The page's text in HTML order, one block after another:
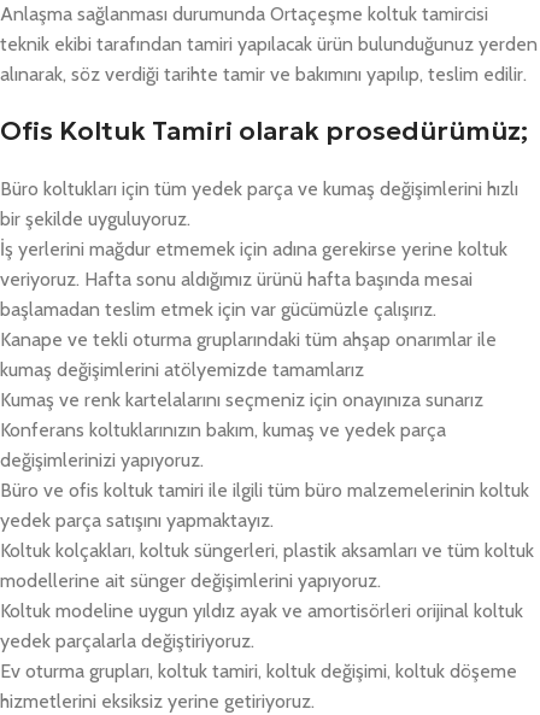
Anlaşma sağlanması durumunda Ortaçeşme koltuk tamircisi
teknik ekibi tarafından tamiri yapılacak ürün bulunduğunuz yerden
alınarak, söz verdiği tarihte tamir ve bakımını yapılıp, teslim edilir.
Ofis Koltuk Tamiri olarak prosedürümüz;
Büro koltukları için tüm yedek parça ve kumaş değişimlerini hızlı
bir şekilde uyguluyoruz.
İş yerlerini mağdur etmemek için adına gerekirse yerine koltuk
veriyoruz. Hafta sonu aldığımız ürünü hafta başında mesai
başlamadan teslim etmek için var gücümüzle çalışırız.
Kanape ve tekli oturma gruplarındaki tüm ahşap onarımlar ile
kumaş değişimlerini atölyemizde tamamlarız
Kumaş ve renk kartelalarını seçmeniz için onayınıza sunarız
Konferans koltuklarınızın bakım, kumaş ve yedek parça
değişimlerinizi yapıyoruz.
Büro ve ofis koltuk tamiri ile ilgili tüm büro malzemelerinin koltuk
yedek parça satışını yapmaktayız.
Koltuk kolçakları, koltuk süngerleri, plastik aksamları ve tüm koltuk
modellerine ait sünger değişimlerini yapıyoruz.
Koltuk modeline uygun yıldız ayak ve amortisörleri orijinal koltuk
yedek parçalarla değiştiriyoruz.
Ev oturma grupları, koltuk tamiri, koltuk değişimi, koltuk döşeme
hizmetlerini eksiksiz yerine getiriyoruz.